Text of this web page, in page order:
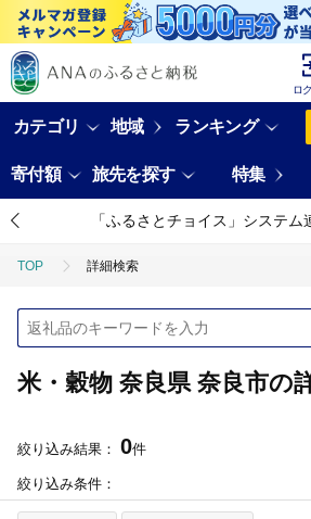
ロ
カテゴリ 地域 ランキング
寄付額 旅先を探す 特集
「ふるさとチョイス」システム
TOP 詳細検索
米・穀物 奈良県 奈良市の
絞り込み結果： 0件
絞り込み条件：